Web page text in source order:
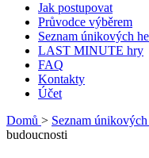
Jak postupovat
Průvodce výběrem
Seznam únikových
LAST MINUTE hry
FAQ
Kontakty
Účet
Domů > Seznam
budoucnosti